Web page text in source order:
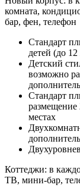
комната,
бар, фен, телефон
Стандарт
детей (до
Детский
возможно
Стандарт
размещение
местах
Коттеджи: в
ТВ, мини-бар,